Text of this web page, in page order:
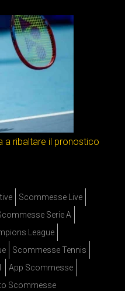
a ribaltare il pronostico
Scommesse Live
Serie A
League
Scommesse Tennis
App Scommesse
Scommesse